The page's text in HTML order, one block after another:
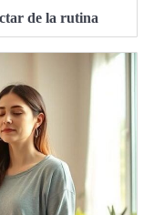
de la rutina